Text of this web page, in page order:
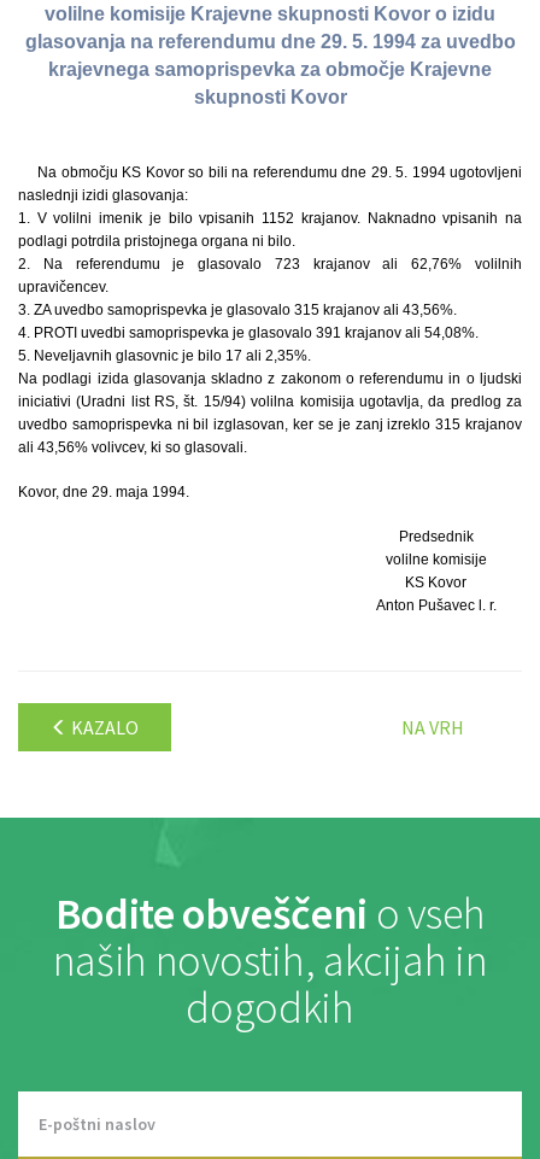
volilne komisije Krajevne skupnosti Kovor o izidu
glasovanja na referendumu dne 29. 5. 1994 za uvedbo
krajevnega samoprispevka za območje Krajevne
skupnosti Kovor
Na območju KS Kovor so bili na referendumu dne 29. 5. 1994 ugotovljeni
naslednji izidi glasovanja:
1. V volilni imenik je bilo vpisanih 1152 krajanov. Naknadno vpisanih na
podlagi potrdila pristojnega organa ni bilo.
2. Na referendumu je glasovalo 723 krajanov ali 62,76% volilnih
upravičencev.
3. ZA uvedbo samoprispevka je glasovalo 315 krajanov ali 43,56%.
4. PROTI uvedbi samoprispevka je glasovalo 391 krajanov ali 54,08%.
5. Neveljavnih glasovnic je bilo 17 ali 2,35%.
Na podlagi izida glasovanja skladno z zakonom o referendumu in o ljudski
iniciativi (Uradni list RS, št. 15/94) volilna komisija ugotavlja, da predlog za
uvedbo samoprispevka ni bil izglasovan, ker se je zanj izreklo 315 krajanov
ali 43,56% volivcev, ki so glasovali.
Kovor, dne 29. maja 1994.
Predsednik
volilne komisije
KS Kovor
Anton Pušavec l. r.
KAZALO NA VRH
Bodite obveščeni o vseh
naših novostih, akcijah in
dogodkih